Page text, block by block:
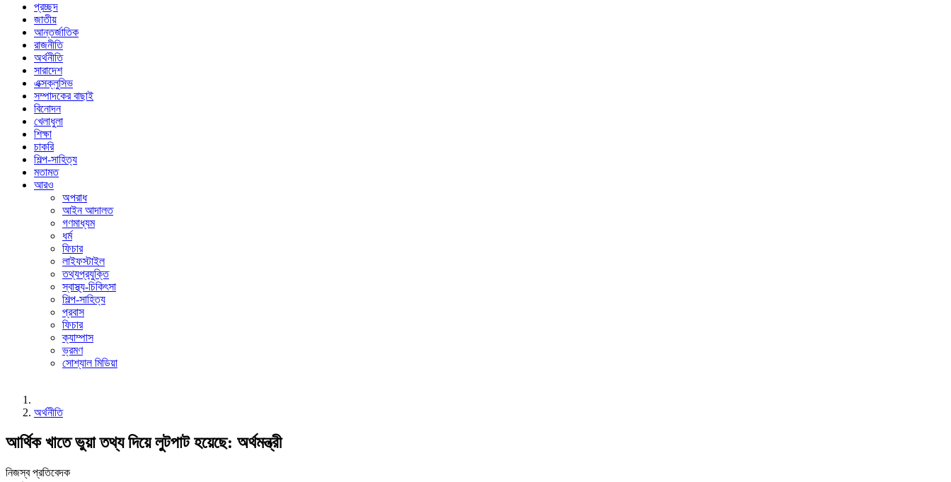
প্রচ্ছদ
জাতীয়
আন্তর্জাতিক
রাজনীতি
অর্থনীতি
সারাদেশ
এক্সক্লুসিভ
সম্পাদকের বাছাই
বিনোদন
খেলাধুলা
শিক্ষা
চাকরি
শিল্প-সাহিত্য
মতামত
আরও
অপরাধ
আইন আদালত
গণমাধ্যম
ধর্ম
ফিচার
লাইফস্টাইল
তথ্যপ্রযুক্তি
স্বাস্থ্য-চিকিৎসা
শিল্প-সাহিত্য
প্রবাস
ফিচার
ক্যাম্পাস
ভ্রমণ
সোশ্যাল মিডিয়া
অর্থনীতি
আর্থিক খাতে ভুয়া তথ্য দিয়ে লুটপাট হয়েছে: অর্থমন্ত্রী
নিজস্ব প্রতিবেদক